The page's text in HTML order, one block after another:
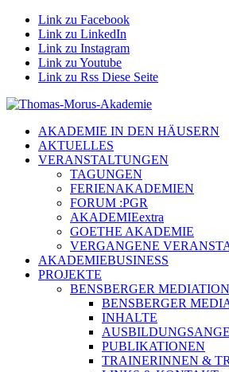
Link zu Facebook
Link zu LinkedIn
Link zu Instagram
Link zu Youtube
Link zu Rss Diese Seite
AKADEMIE IN DEN HÄUSERN
AKTUELLES
VERANSTALTUNGEN
TAGUNGEN
FERIENAKADEMIEN
FORUM :PGR
AKADEMIEextra
GOETHE AKADEMIE
VERGANGENE
AKADEMIEBUSINESS
PROJEKTE
BENSBERGER
BENSBERGER
INHALTE
PUBLIKATIONEN
TRAINERINNEN &